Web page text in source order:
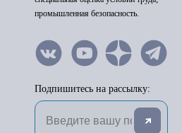
промышленная безопасность.
Подпишитесь на рассылку: